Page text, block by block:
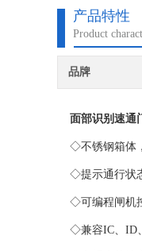
◇兼容IC、ID、
◇有标准的输入
◇声、光报警功
◇防冲功能，在
产品特性
Product
品牌
面部识别速通
◇不锈钢箱体，
◇提示通行状
◇可编程闸机控
◇兼容IC、ID、